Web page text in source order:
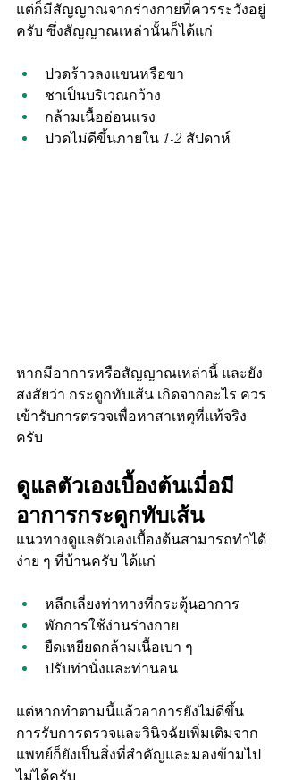
แต่ก็มีสัญญาณจากร่างกายที่ควรระวังอยู่
ครับ ซึ่งสัญญาณเหล่านั้นก็ได้แก่
ปวดร้าวลงแขนหรือขา
ชาเป็นบริเวณกว้าง
กล้ามเนื้ออ่อนแรง
ปวดไม่ดีขึ้นภายใน 1-2 สัปดาห์
หากมีอาการหรือสัญญาณเหล่านี้ และยัง
สงสัยว่า กระดูกทับเส้น เกิดจากอะไร ควร
เข้ารับการตรวจเพื่อหาสาเหตุที่แท้จริง
ครับ
ดูแลตัวเองเบื้องต้นเมื่อมี
อาการกระดูกทับเส้น
แนวทางดูแลตัวเองเบื้องต้นสามารถทำได้
ง่าย ๆ ที่บ้านครับ ได้แก่
หลีกเลี่ยงท่าทางที่กระตุ้นอาการ
พักการใช้ง่านร่างกาย
ยืดเหยียดกล้ามเนื้อเบา ๆ
ปรับท่านั่งและท่านอน
แต่หากทำตามนี้แล้วอาการยังไม่ดีขึ้น
การรับการตรวจและวินิจฉัยเพิ่มเติมจาก
แพทย์ก็ยังเป็นสิ่งที่สำคัญและมองข้ามไป
ไม่ได้ครับ